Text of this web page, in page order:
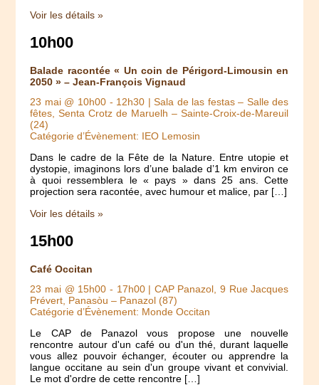
Voir les détails »
10h00
Balade racontée « Un coin de Périgord-Limousin en
2050 » – Jean-François Vignaud
23 mai @ 10h00 - 12h30 | Sala de las festas – Salle des
fêtes, Senta Crotz de Maruelh – Sainte-Croix-de-Mareuil
(24)
Catégorie d’Évènement: IEO Lemosin
Dans le cadre de la Fête de la Nature. Entre utopie et
dystopie, imaginons lors d’une balade d’1 km environ ce
à quoi ressemblera le « pays » dans 25 ans. Cette
projection sera racontée, avec humour et malice, par […]
Voir les détails »
15h00
Café Occitan
23 mai @ 15h00 - 17h00| CAP Panazol, 9 Rue Jacques
Prévert, Panasòu – Panazol (87)
Catégorie d’Évènement: Monde Occitan
Le CAP de Panazol vous propose une nouvelle
rencontre autour d'un café ou d'un thé, durant laquelle
vous allez pouvoir échanger, écouter ou apprendre la
langue occitane au sein d'un groupe vivant et convivial.
Le mot d'ordre de cette rencontre […]